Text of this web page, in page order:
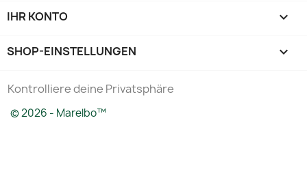
IHR KONTO 
SHOP-EINSTELLUNGEN keyboard_arrow_down
Kontrolliere deine Privatsphäre
© 2026 - Marelbo™